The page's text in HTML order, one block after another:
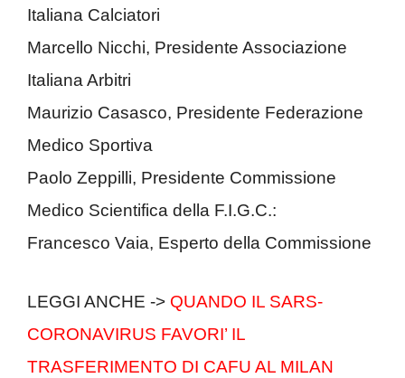
Italiana Calciatori
Marcello Nicchi, Presidente Associazione
Italiana Arbitri
Maurizio Casasco, Presidente Federazione
Medico Sportiva
Paolo Zeppilli, Presidente Commissione
Medico Scientifica della F.I.G.C.:
Francesco Vaia, Esperto della Commissione
LEGGI ANCHE -> QUANDO IL SARS-
CORONAVIRUS FAVORI’ IL
TRASFERIMENTO DI CAFU AL MILAN